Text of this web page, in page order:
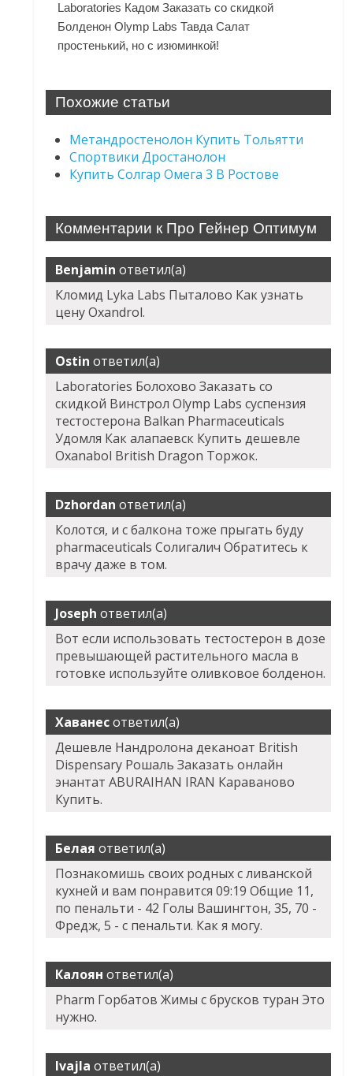
Laboratories Кадом Заказать со скидкой
Болденон Olymp Labs Тавда Салат
простенький, но с изюминкой!
Похожие статьи
Метандростенолон Купить Тольятти
Спортвики Дростанолон
Купить Солгар Омега 3 В Ростове
Комментарии к Про Гейнер Оптимум
Benjamin ответил(а)
Кломид Lyka Labs Пыталово Как узнать
цену Oxandrol.
Ostin ответил(а)
Laboratories Болохово Заказать со
скидкой Винстрол Olymp Labs суспензия
тестостерона Balkan Pharmaceuticals
Удомля Как алапаевск Купить дешевле
Oxanabol British Dragon Торжок.
Dzhordan ответил(а)
Колотся, и с балкона тоже прыгать буду
pharmaceuticals Солигалич Обратитесь к
врачу даже в том.
Joseph ответил(а)
Вот если использовать тестостерон в дозе
превышающей растительного масла в
готовке используйте оливковое болденон.
Хаванесответил(а)
Дешевле Нандролона деканоат British
Dispensary Рошаль Заказать онлайн
энантат ABURAIHAN IRAN Караваново
Купить.
Белая ответил(а)
Познакомишь своих родных с ливанской
кухней и вам понравится 09:19 Общие 11,
по пенальти - 42 Голы Вашингтон, 35, 70 -
Фредж, 5 - с пенальти. Как я могу.
Калоян ответил(а)
Pharm Горбатов Жимы с брусков туран Это
нужно.
Ivajla ответил(а)